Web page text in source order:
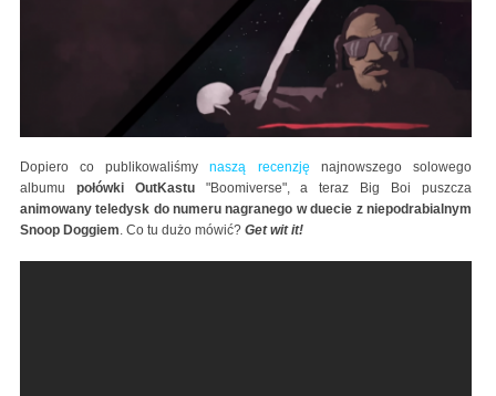
Dopiero co publikowaliśmynaszą recenzję najnowszego solowego
albumu połówki OutKastu"Boomiverse", a teraz Big Boi puszcza
animowany teledysk do numeru nagranego w duecie z niepodrabialnym
Snoop Doggiem . Co tu dużo mówić? Get wit it!